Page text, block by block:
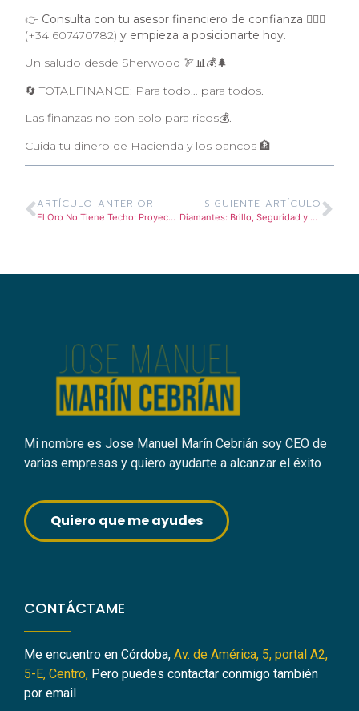
👉 Consulta con tu asesor financiero de confianza 🙋🏻‍♂️
(+34 607470782) y empieza a posicionarte hoy.
Un saludo desde Sherwood 🏹📊💰🌲
🔄 TOTALFINANCE: Para todo… para todos.
Las finanzas no son solo para ricos💰.
Cuida tu dinero de Hacienda y los bancos 🏦
ARTÍCULO ANTERIOR
El Oro No Tiene Techo: Proyecciones y Factores que Impulsan su Crecimiento
SIGUIENTE ARTÍCULO
Diamantes: Brillo, Seguridad y una Inversión para Toda la Vida
Mi nombre es Jose Manuel Marín Cebrián soy CEO de
varias empresas y quiero ayudarte a alcanzar el éxito
Quiero que me ayudes
CONTÁCTAME
Me encuentro en Córdoba, Av. de América, 5, portal A2,
5-E, Centro, Pero puedes contactar conmigo también
por email